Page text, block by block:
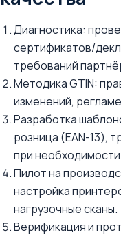
Диагностика:
сертификатов/
требований
Методика GTIN:
изменений,
Разработка
розница (EAN-13),
при
Пилот на
настройка
нагрузочные сканы.
Верификация и